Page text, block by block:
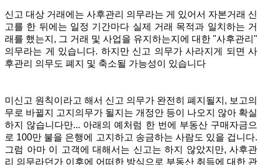
신고 대상 거래에는 사후관리 의무라는 게 있어서 자본거래 신
고를 한 뒤에는 일정 기간마다 실제 거래 목적과 일치하는 거
래를 했는지, 그 거래 및 사업을 유지하는지에 대한 "사후관리"
의무라는 게 있습니다. 하지만 신고 의무가 사라지게 되면 사
후관리 의무도 폐지 및 축소될 가능성이 있습니다
미신고 원칙이라고 해서 신고 의무가 완전히 폐지될지, 보고의
무로 바뀔지 고지의무가 될지는 개정안 등이 나오지 않아 확실
하지 않습니다만... 아래의 예처럼 한 번에 부동산 구매자금으
로 100만 불을 은행에 고지하고 송금하는 사람도 있을 겁니다.
그럼 아마 이 고객에 대해서는 신고는 하지 않았지만, 사후관
리 의무라던가 이후에 어떠한 방식으로 부동산 취득에 대한 관